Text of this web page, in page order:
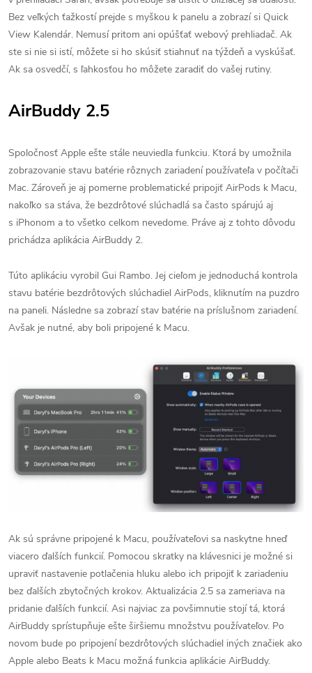
Bez veľkých ťažkostí prejde s myškou k panelu a zobrazí si Quick
View Kalendár. Nemusí pritom ani opúšťať webový prehliadač. Ak
ste si nie si istí, môžete si ho skúsiť stiahnuť na týždeň a vyskúšať.
Ak sa osvedčí, s ľahkosťou ho môžete zaradiť do vašej rutiny.
AirBuddy 2.5
Spoločnosť Apple ešte stále neuviedla funkciu. Ktorá by umožnila
zobrazovanie stavu batérie rôznych zariadení používateľa v počítači
Mac. Zároveň je aj pomerne problematické pripojiť AirPods k Macu,
nakoľko sa stáva, že bezdrôtové slúchadlá sa často spárujú aj
s iPhonom a to všetko celkom nevedome. Práve aj z tohto dôvodu
prichádza aplikácia AirBuddy 2.
Túto aplikáciu vyrobil Gui Rambo. Jej cieľom je jednoduchá kontrola
stavu batérie bezdrôtových slúchadiel AirPods, kliknutím na puzdro
na paneli. Následne sa zobrazí stav batérie na príslušnom zariadení.
Avšak je nutné, aby boli pripojené k Macu.
Ak sú správne pripojené k Macu, používateľovi sa naskytne hneď
viacero ďalších funkcií. Pomocou skratky na klávesnici je možné si
upraviť nastavenie potlačenia hluku alebo ich pripojiť k zariadeniu
bez ďalších zbytočných krokov. Aktualizácia 2.5 sa zameriava na
pridanie ďalších funkcií. Asi najviac za povšimnutie stojí tá, ktorá
AirBuddy sprístupňuje ešte širšiemu množstvu používateľov. Po
novom bude po pripojení bezdrôtových slúchadiel iných značiek ako
Apple alebo Beats k Macu možná funkcia aplikácie AirBuddy.